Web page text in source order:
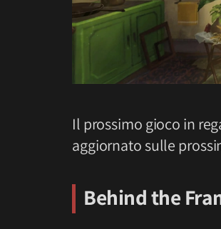
Il prossimo gioco in
aggiornato sulle
Behind the